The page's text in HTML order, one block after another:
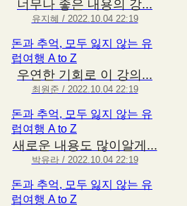
너무나 좋은 내용의 강...
유지혜 / 2022.10.04 22:19
돈과 추억, 모두 잃지 않는 유
럽여행 A to Z
우연한 기회로 이 강의...
최원준 / 2022.10.04 22:19
돈과 추억, 모두 잃지 않는 유
럽여행 A to Z
새로운 내용도 많이알게...
박유라 / 2022.10.04 22:19
돈과 추억, 모두 잃지 않는 유
럽여행 A to Z